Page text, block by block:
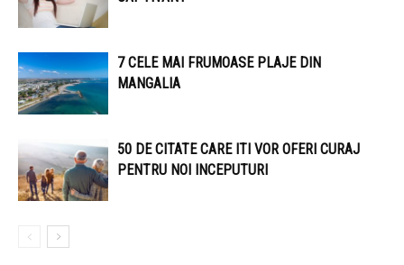
7 CELE MAI FRUMOASE PLAJE DIN
MANGALIA
50 DE CITATE CARE ITI VOR OFERI CURAJ
PENTRU NOI INCEPUTURI